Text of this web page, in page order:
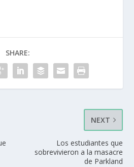
SHARE:
NEXT
Los estudiantes que
sobrevivieron a la masacre
de Parkland